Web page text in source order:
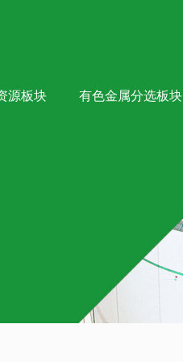
源板块 有色金属分选板块